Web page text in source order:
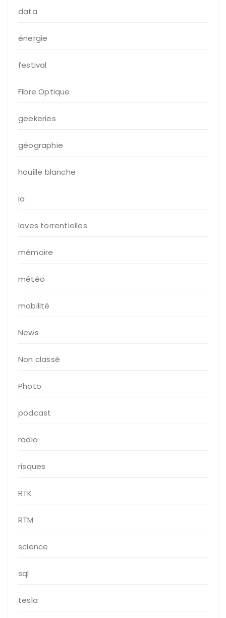
data
énergie
festival
Fibre Optique
geekeries
géographie
houille blanche
ia
laves torrentielles
mémoire
météo
mobilité
News
Non classé
Photo
podcast
radio
risques
RTK
RTM
science
sql
tesla